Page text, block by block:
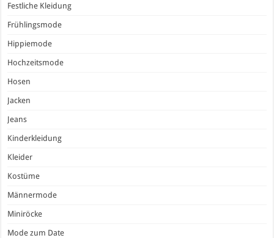
Festliche Kleidung
Frühlingsmode
Hippiemode
Hochzeitsmode
Hosen
Jacken
Jeans
Kinderkleidung
Kleider
Kostüme
Männermode
Miniröcke
Mode zum Date